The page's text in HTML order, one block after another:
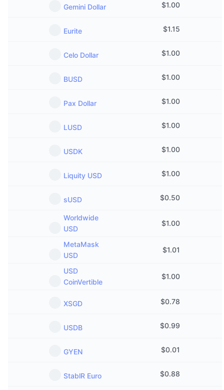
Gemini Dollar $1.00
Eurite $1.15
Celo Dollar $1.00
BUSD $1.00
Pax Dollar $1.00
LUSD $1.00
USDK $1.00
Liquity USD $1.00
sUSD $0.50
Worldwide
USD
$1.00
MetaMask
USD
$1.01
USD
CoinVertible
$1.00
XSGD $0.78
USDB $0.99
GYEN $0.01
StablR Euro $0.88